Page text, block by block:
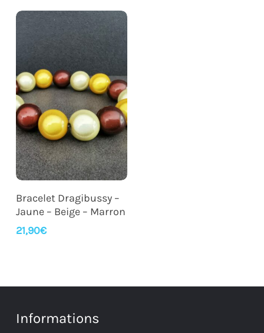
Ajouter Au Panier
Bracelet Dragibussy –
Jaune – Beige – Marron
21,90€
Informations